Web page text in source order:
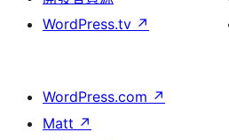
WordPress.tv ↗
WordPress.com ↗
Matt ↗